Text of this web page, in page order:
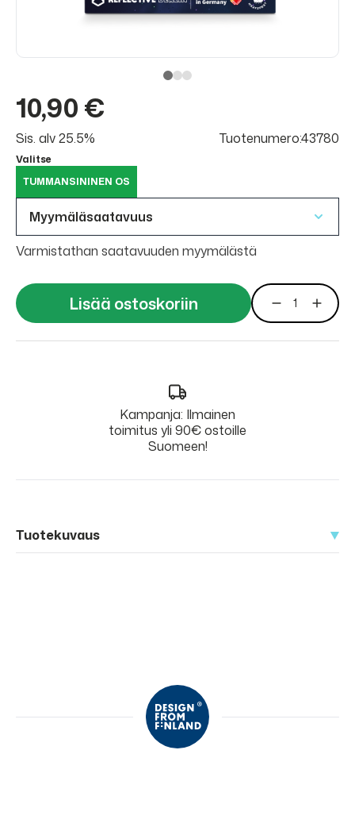
10,90 €
Sis. alv 25.5% Tuotenumero:43780
Valitse
TUMMANSININEN OS
Myymäläsaatavuus
Varmistathan saatavuuden myymälästä
Lisää ostoskoriin
Kampanja: Ilmainen
toimitus yli 90€ ostoille
Suomeen!
Tuotekuvaus